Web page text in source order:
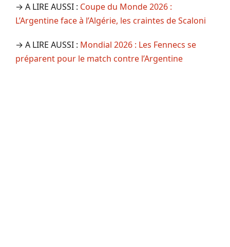
→ A LIRE AUSSI : Coupe du Monde 2026 :
L’Argentine face à l’Algérie, les craintes de Scaloni
→ A LIRE AUSSI : Mondial 2026 : Les Fennecs se
préparent pour le match contre l’Argentine